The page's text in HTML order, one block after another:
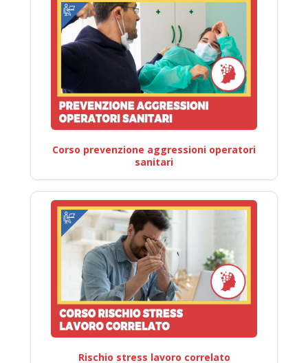
Corso prevenzione aggressioni operatori
sanitari
Rischio stress lavoro correlato